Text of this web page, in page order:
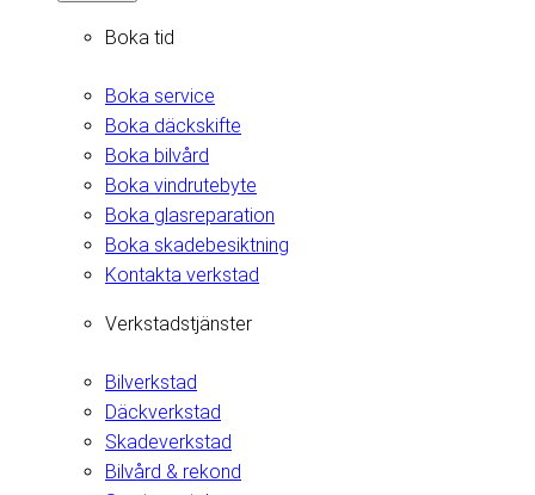
Boka tid
Boka service
Boka däckskifte
Boka bilvård
Boka vindrutebyte
Boka glasreparation
Boka skadebesiktning
Kontakta verkstad
Verkstadstjänster
Bilverkstad
Däckverkstad
Skadeverkstad
Bilvård & rekond